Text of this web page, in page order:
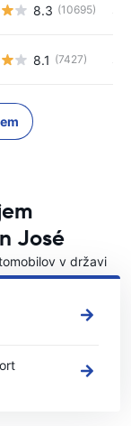
8.3 (10695)
8.1 (7427)
José
v državi